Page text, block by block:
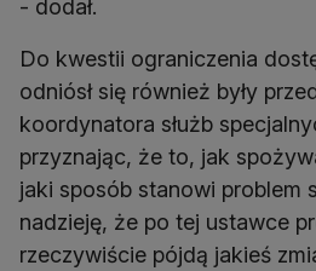
- dodał.
Do kwestii ograniczenia
odniósł się również były
koordynatora służb
przyznając, że to, jak
jaki sposób stanowi problem
nadzieję, że po tej ustawce
rzeczywiście pójdą jakieś